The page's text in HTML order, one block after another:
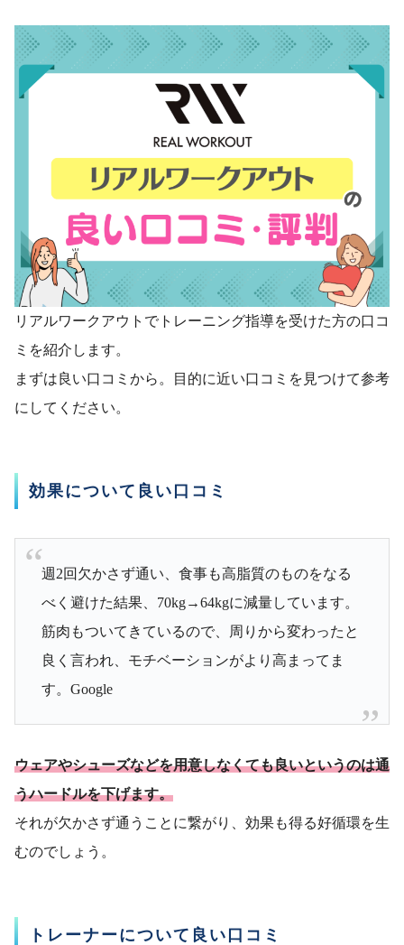
リアルワークアウトでトレーニング指導を受けた方の口コ
ミを紹介します。
まずは良い口コミから。目的に近い口コミを見つけて参考
にしてください。
効果について良い口コミ
週2回欠かさず通い、食事も高脂質のものをなる
べく避けた結果、70kg→64kgに減量しています。
筋肉もついてきているので、周りから変わったと
良く言われ、モチベーションがより高まってま
す。Google
ウェアやシューズなどを用意しなくても良いというのは通
うハードルを下げます。
それが欠かさず通うことに繋がり、効果も得る好循環を生
むのでしょう。
トレーナーについて良い口コミ